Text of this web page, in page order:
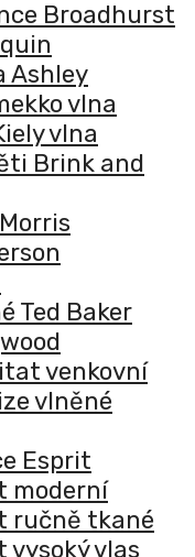
Broadhurst
Ashley
vlna
vlna
Brink and
Ted Baker
venkovní
vlněné
Esprit
moderní
ručně tkané
vysoký vlas